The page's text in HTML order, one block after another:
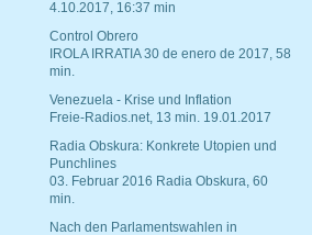
4.10.2017, 16:37 min
Control Obrero
IROLA IRRATIA 30 de enero de 2017, 58
min.
Venezuela - Krise und Inflation
Freie-Radios.net, 13 min. 19.01.2017
Radia Obskura: Konkrete Utopien und
Punchlines
03. Februar 2016 Radia Obskura, 60
min.
Nach den Parlamentswahlen in